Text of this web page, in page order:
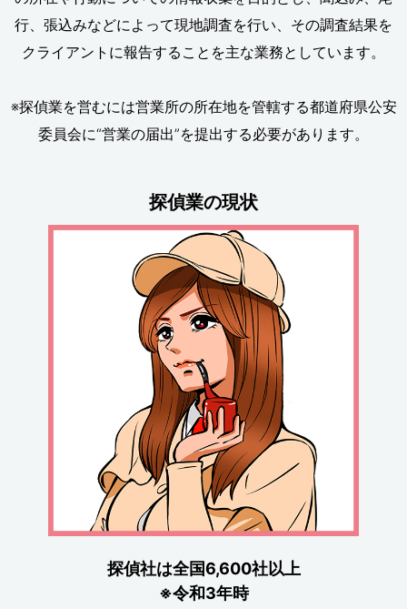
行、張込みなどによって現地調査を行い、その調査結果を
クライアントに報告することを主な業務としています。
※探偵業を営むには営業所の所在地を管轄する都道府県公安
委員会に“営業の届出”を提出する必要があります。
探偵業の現状
探偵社は全国6,600社以上
※令和3年時